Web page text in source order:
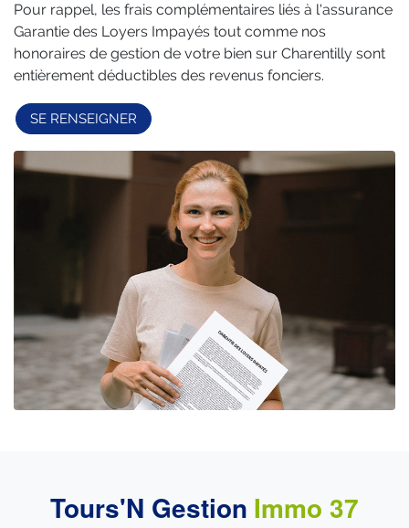
Pour rappel, les frais complémentaires liés à l'assurance
Garantie des Loyers Impayés tout comme nos
honoraires de gestion de votre bien sur Charentilly sont
entièrement déductibles des revenus fonciers.
SE RENSEIGNER
Tours'N Gestion Immo 37